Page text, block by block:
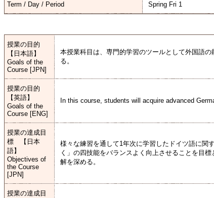
Term / Day / Period
Spring Fri 1
授業の目的
【日本語】
Goals of the
Course [JPN]
本授業科目は、専門的学習のツールとして外国語
る。
授業の目的
【英語】
Goals of the
Course [ENG]
In this course, students will acquire advanced
授業の達成目
標 【日本
語】
Objectives of
the Course
[JPN]
様々な練習を通して1年次に学習したドイツ語に関
く」の四技能をバランスよく向上させることを目
解を深める。
授業の達成目